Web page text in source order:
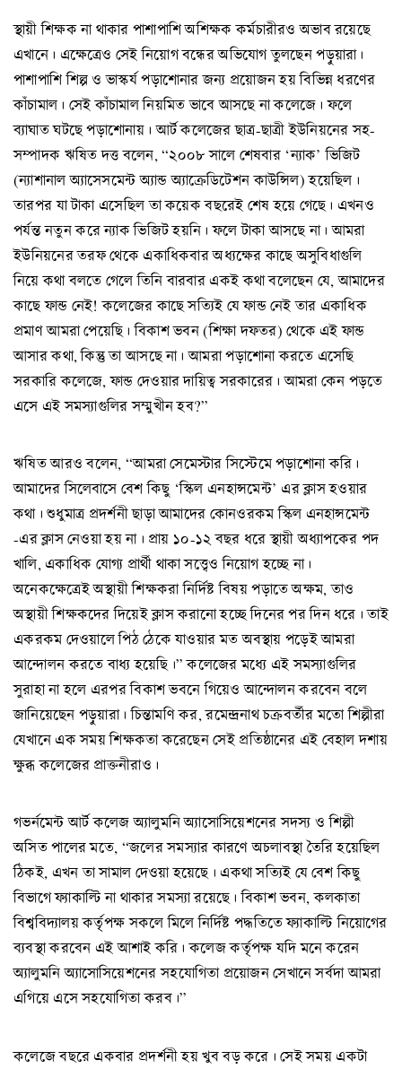
স্থায়ী শিক্ষক না থাকার পাশাপাশি অশিক্ষক কর্মচারীরও অভাব রয়েছে
এখানে। এক্ষেত্রেও সেই নিয়োগ বন্ধের অভিযোগ তুলছেন পড়ুয়ারা।
পাশাপাশি শিল্প ও ভাস্কর্য পড়াশোনার জন্য প্রয়োজন হয় বিভিন্ন ধরণের
কাঁচামাল। সেই কাঁচামাল নিয়মিত ভাবে আসছে না কলেজে। ফলে
ব্যাঘাত ঘটছে পড়াশোনায়। আর্ট কলেজের ছাত্র-ছাত্রী ইউনিয়নের সহ-
সম্পাদক ঋষিত দত্ত বলেন, “২০০৮ সালে শেষবার ‘ন্যাক’ ভিজিট
(ন্যাশানাল অ্যাসেসমেন্ট অ্যান্ড অ্যাক্রেডিটেশন কাউন্সিল) হয়েছিল।
তারপর যা টাকা এসেছিল তা কয়েক বছরেই শেষ হয়ে গেছে। এখনও
পর্যন্ত নতুন করে ন্যাক ভিজিট হয়নি। ফলে টাকা আসছে না। আমরা
ইউনিয়নের তরফ থেকে একাধিকবার অধ্যক্ষের কাছে অসুবিধাগুলি
নিয়ে কথা বলতে গেলে তিনি বারবার একই কথা বলেছেন যে, আমাদের
কাছে ফান্ড নেই! কলেজের কাছে সত্যিই যে ফান্ড নেই তার একাধিক
প্রমাণ আমরা পেয়েছি। বিকাশ ভবন (শিক্ষা দফতর) থেকে এই ফান্ড
আসার কথা, কিন্তু তা আসছে না। আমরা পড়াশোনা করতে এসেছি
সরকারি কলেজে, ফান্ড দেওয়ার দায়িত্ব সরকারের। আমরা কেন পড়তে
এসে এই সমস্যাগুলির সম্মুখীন হব?”
ঋষিত আরও বলেন, “আমরা সেমেস্টার সিস্টেমে পড়াশোনা করি।
আমাদের সিলেবাসে বেশ কিছু ‘স্কিল এনহান্সমেন্ট’ এর ক্লাস হওয়ার
কথা। শুধুমাত্র প্রদর্শনী ছাড়া আমাদের কোনওরকম স্কিল এনহান্সমেন্ট
-এর ক্লাস নেওয়া হয় না। প্রায় ১০-১২ বছর ধরে স্থায়ী অধ্যাপকের পদ
খালি, একাধিক যোগ্য প্রার্থী থাকা সত্ত্বেও নিয়োগ হচ্ছে না।
অনেকক্ষেত্রেই অস্থায়ী শিক্ষকরা নির্দিষ্ট বিষয় পড়াতে অক্ষম, তাও
অস্থায়ী শিক্ষকদের দিয়েই ক্লাস করানো হচ্ছে দিনের পর দিন ধরে। তাই
একরকম দেওয়ালে পিঠ ঠেকে যাওয়ার মত অবস্থায় পড়েই আমরা
আন্দোলন করতে বাধ্য হয়েছি।” কলেজের মধ্যে এই সমস্যাগুলির
সুরাহা না হলে এরপর বিকাশ ভবনে গিয়েও আন্দোলন করবেন বলে
জানিয়েছেন পড়ুয়ারা। চিন্তামণি কর, রমেন্দ্রনাথ চক্রবর্তীর মতো শিল্পীরা
যেখানে এক সময় শিক্ষকতা করেছেন সেই প্রতিষ্ঠানের এই বেহাল দশায়
ক্ষুব্ধ কলেজের প্রাক্তনীরাও।
গভর্নমেন্ট আর্ট কলেজ অ্যালুমনি অ্যাসোসিয়েশনের সদস্য ও শিল্পী
অসিত পালের মতে, “জলের সমস্যার কারণে অচলাবস্থা তৈরি হয়েছিল
ঠিকই, এখন তা সামাল দেওয়া হয়েছে। একথা সত্যিই যে বেশ কিছু
বিভাগে ফ্যাকাল্টি না থাকার সমস্যা রয়েছে। বিকাশ ভবন, কলকাতা
বিশ্ববিদ্যালয় কর্তৃপক্ষ সকলে মিলে নির্দিষ্ট পদ্ধতিতে ফ্যাকাল্টি নিয়োগের
ব্যবস্থা করবেন এই আশাই করি। কলেজ কর্তৃপক্ষ যদি মনে করেন
অ্যালুমনি অ্যাসোসিয়েশনের সহযোগিতা প্রয়োজন সেখানে সর্বদা আমরা
এগিয়ে এসে সহযোগিতা করব।”
কলেজে বছরে একবার প্রদর্শনী হয় খুব বড় করে। সেই সময় একটা